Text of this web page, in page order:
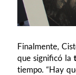
Finalmente,
que significó la
tiempo.“Hay